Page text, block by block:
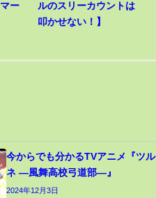
ー
ルのスリーカウントは
叩かせない！】
今からでも分かるTVアニメ『ツル
ネ ―風舞高校弓道部―』
2024年12月3日